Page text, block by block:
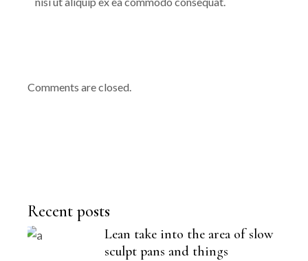
Comments are closed.
Recent posts
Lean take into the area of slow
sculpt pans and things